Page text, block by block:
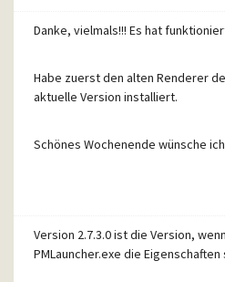
Danke, vielmals!!! Es hat
Habe zuerst den alten Renderer
aktuelle Version installiert.
Schönes Wochenende wünsche
Version 2.7.3.0 ist die Version,
PMLauncher.exe die Eigenschaften